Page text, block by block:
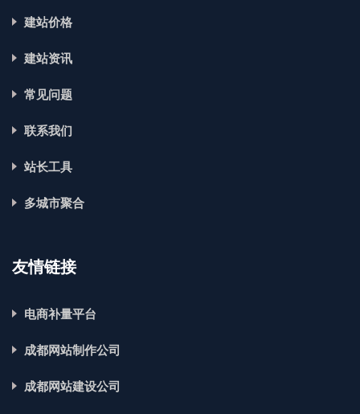
建站价格
建站资讯
常见问题
联系我们
站长工具
多城市聚合
友情链接
电商补量平台
成都网站制作公司
成都网站建设公司